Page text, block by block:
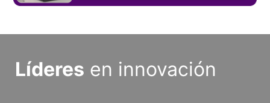
Líderes en innovación